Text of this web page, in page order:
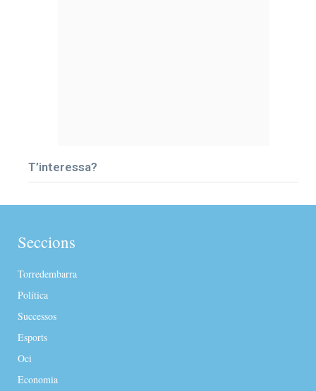
T’interessa?
Seccions
Torredembarra
Política
Successos
Esports
Oci
Economia